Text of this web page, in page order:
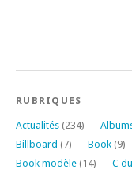
RUBRIQUES
Actualités (234)
Billboard (7) Book (9)
Book modèle (14) C